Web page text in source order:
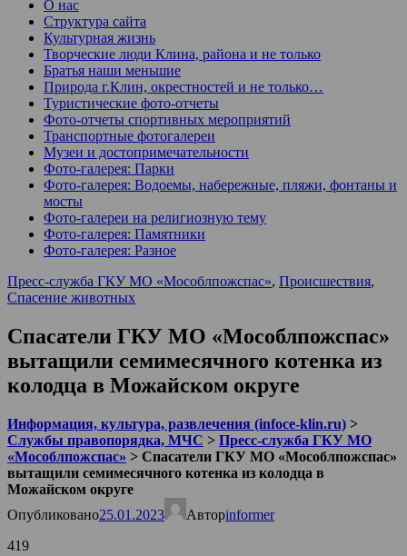
О нас
Структура сайта
Культурная жизнь
Творческие люди Клина, района и не только
Братья наши меньшие
Природа г.Клин, окрестностей и не только…
Туристические фото-отчеты
Фото-отчеты спортивных мероприятий
Транспортные фотогалереи
Музеи и достопримечательности
Фото-галерея: Парки
Фото-галерея: Водоемы, набережные, пляжи, фонтаны и
мосты
Фото-галереи на религиозную тему
Фото-галерея: Памятники
Фото-галерея: Разное
Пресс-служба ГКУ МО «Мособлпожспас», Происшествия,
Спасение животных
Спасатели ГКУ МО «Мособлпожспас»
вытащили семимесячного котенка из
колодца в Можайском округе
Информация, культура, развлечения (infoce-klin.ru) >
Службы правопорядка, МЧС > Пресс-служба ГКУ МО
«Мособлпожспас» > Спасатели ГКУ МО «Мособлпожспас»
вытащили семимесячного котенка из колодца в
Можайском округе
Опубликовано25.01.2023 Авторinformer
419